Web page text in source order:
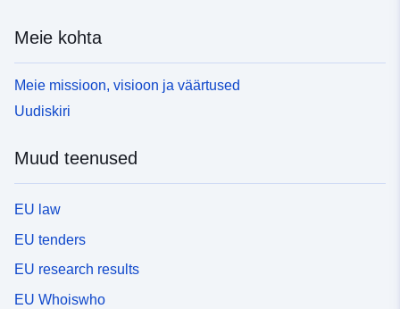
Meie kohta
Meie missioon, visioon ja väärtused
Uudiskiri
Muud teenused
EU law
EU tenders
EU research results
EU Whoiswho